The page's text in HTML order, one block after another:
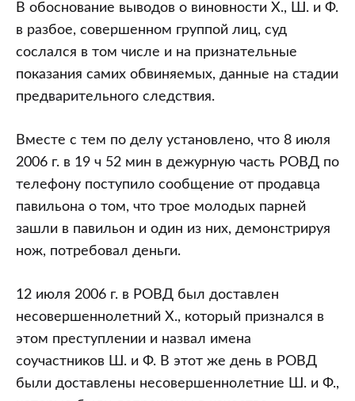
В обоснование выводов о виновности Х., Ш. и Ф.
в разбое, совершенном группой лиц, суд
сослался в том числе и на признательные
показания самих обвиняемых, данные на стадии
предварительного следствия.
Вместе с тем по делу установлено, что 8 июля
2006 г. в 19 ч 52 мин в дежурную часть РОВД по
телефону поступило сообщение от продавца
павильона о том, что трое молодых парней
зашли в павильон и один из них, демонстрируя
нож, потребовал деньги.
12 июля 2006 г. в РОВД был доставлен
несовершеннолетний Х., который признался в
этом преступлении и назвал имена
соучастников Ш. и Ф. В этот же день в РОВД
были доставлены несовершеннолетние Ш. и Ф.,